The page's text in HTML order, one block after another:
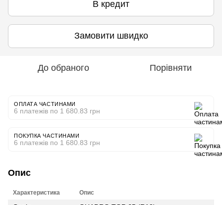
В кредит
Замовити швидко
До обраного Порівняти
ОПЛАТА ЧАСТИНАМИ
6 платежів по 1 680.83 грн
ПОКУПКА ЧАСТИНАМИ
6 платежів по 1 680.83 грн
Опис
Характеристика Опис